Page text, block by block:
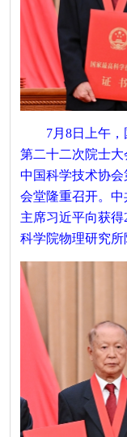
7月8日上午
第二十二次院士大
中国科学技术协
会堂隆重召开。
主席习近平向获
科学院物理研究